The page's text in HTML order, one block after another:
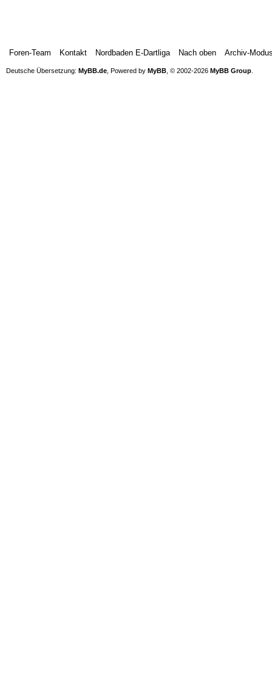
Foren-Team Kontakt Nordbaden E-Dartliga Nach oben Archiv-
Deutsche Übersetzung: MyBB.de , Powered by MyBB , © 2002-2026 MyBB Group